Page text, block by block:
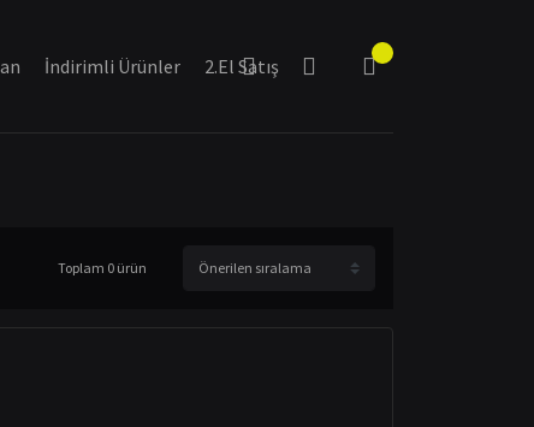
İndirimli Ürünler 2.El Satış
Toplam 0 ürün